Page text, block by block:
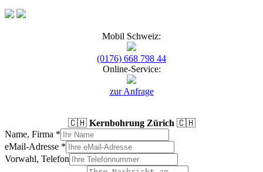
Mobil Schweiz:
(0176) 668 798 44
Online-Service:
zur Anfrage
🇨🇭 Kernbohrung Zürich 🇨🇭
Name, Firma *
eMail-Adresse *
Vorwahl, Telefon